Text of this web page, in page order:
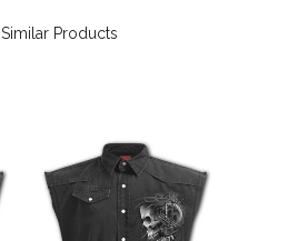
Similar Products